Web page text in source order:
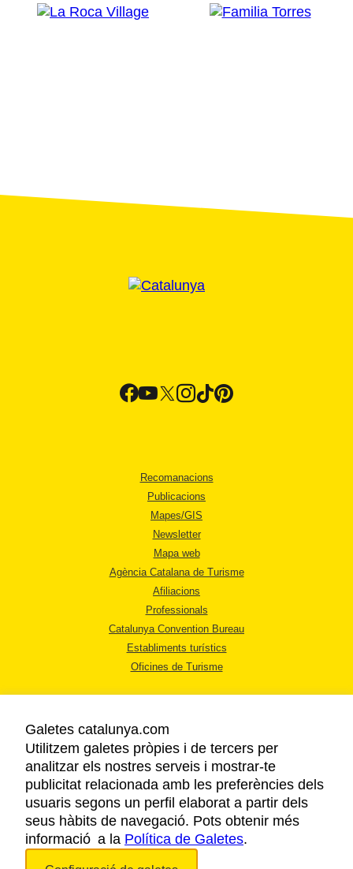
Recomanacions
Publicacions
Mapes/GIS
Newsletter
Mapa web
Agència Catalana de Turisme
Afiliacions
Professionals
Catalunya Convention Bureau
Establiments turístics
Oficines de Turisme
AVÍS LEGAL
POLÍTICA DE PRIVACITAT
COOKIES
ACCESSIBILITAT
Galetes catalunya.com
Utilitzem galetes pròpies i de tercers per
analitzar els nostres serveis i mostrar-te
publicitat relacionada amb les preferències dels
usuaris segons un perfil elaborat a partir dels
seus hàbits de navegació. Pots obtenir més
informació a la Política de Galetes.